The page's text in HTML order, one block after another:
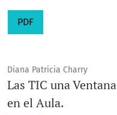
PDF
Diana Patricia Charry
Las TIC una
en el Aula.